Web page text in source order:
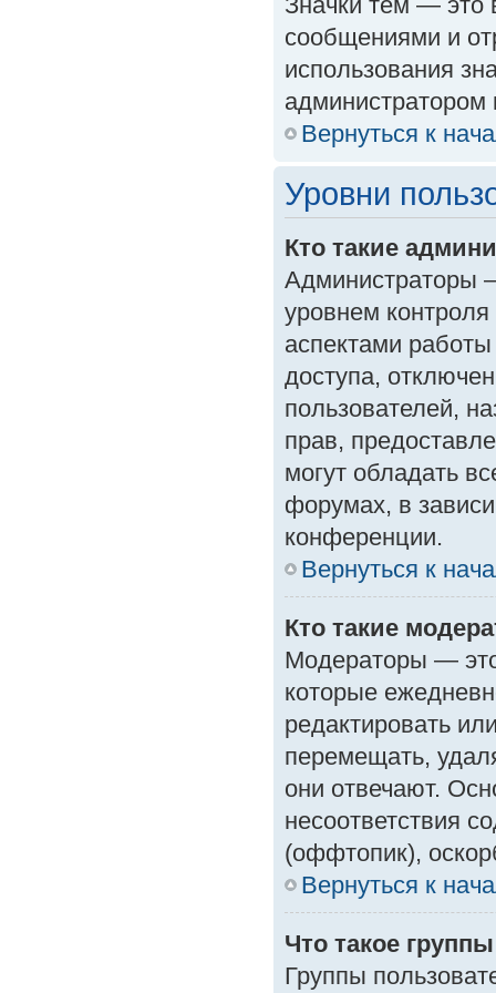
сообщениями и
использования
Вернуться к
Уровни
Кто такие
Администраторы
уровнем
аспектами
доступа,
пользователей,
прав,
могут обладать
форумах, в
конференции.
Вернуться к
Кто такие
Модераторы —
которые
редактировать
перемещать,
они отвечают.
несоответствия
(оффтопик),
Вернуться к
Что такое
Группы